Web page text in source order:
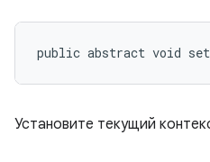
public abstract void
Установите текущий